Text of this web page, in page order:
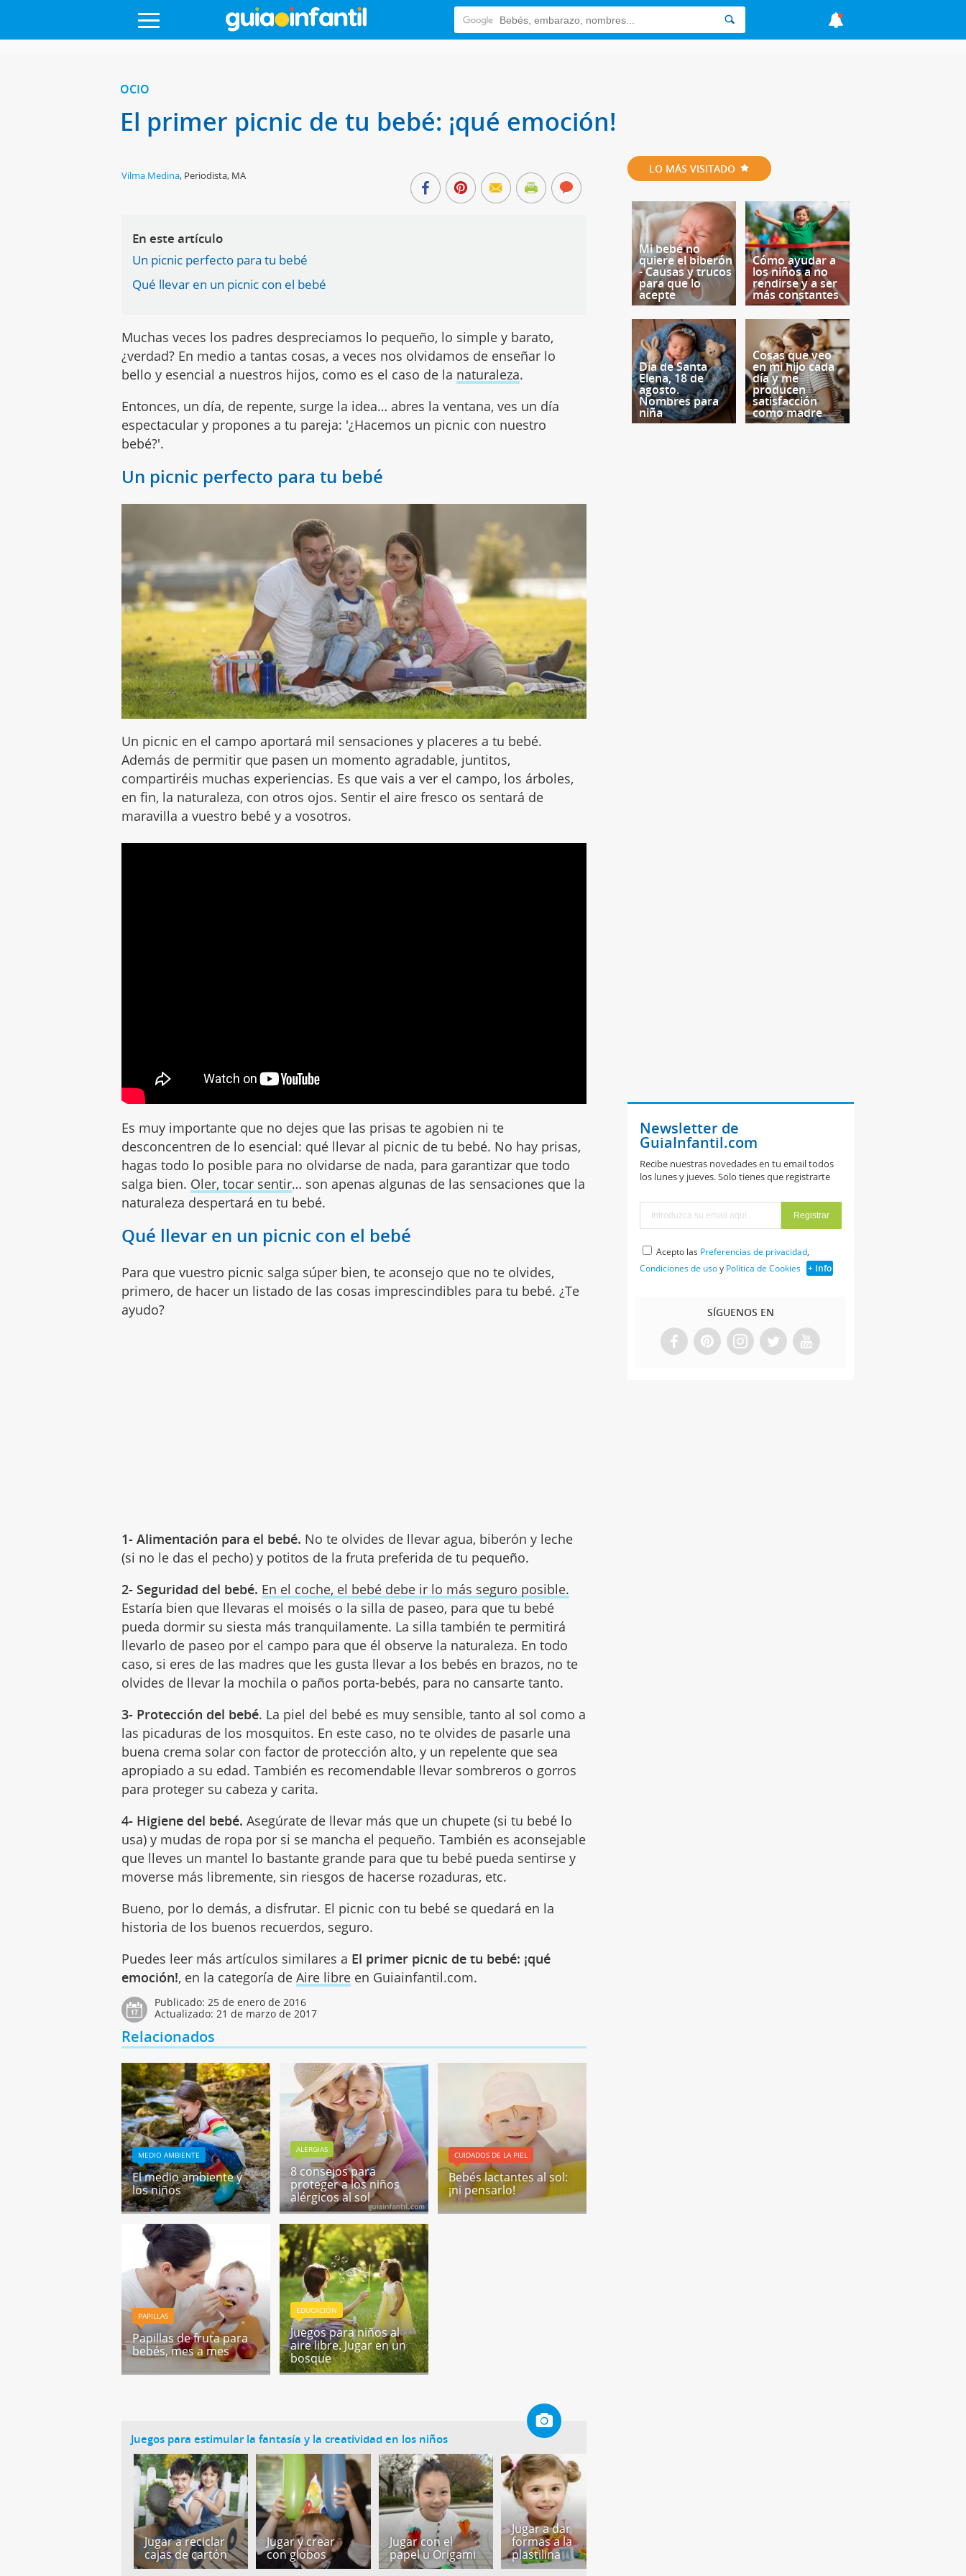
OCIO
El primer picnic de tu bebé: ¡qué emoción!
Vilma Medina, Periodista, MA
En este artículo
Un picnic perfecto para tu bebé
Qué llevar en un picnic con el bebé
Muchas veces los padres despreciamos lo pequeño, lo simple y barato,
¿verdad? En medio a tantas cosas, a veces nos olvidamos de enseñar lo
bello y esencial a nuestros hijos, como es el caso de la naturaleza.
Entonces, un día, de repente, surge la idea… abres la ventana, ves un día
espectacular y propones a tu pareja: '¿Hacemos un picnic con nuestro
bebé?'.
Un picnic perfecto para tu bebé
Un picnic en el campo aportará mil sensaciones y placeres a tu bebé.
Además de permitir que pasen un momento agradable, juntitos,
compartiréis muchas experiencias. Es que vais a ver el campo, los árboles,
en fin, la naturaleza, con otros ojos. Sentir el aire fresco os sentará de
maravilla a vuestro bebé y a vosotros.
Es muy importante que no dejes que las prisas te agobien ni te
desconcentren de lo esencial: qué llevar al picnic de tu bebé. No hay prisas,
hagas todo lo posible para no olvidarse de nada, para garantizar que todo
salga bien. Oler, tocar sentir… son apenas algunas de las sensaciones que la
naturaleza despertará en tu bebé.
Qué llevar en un picnic con el bebé
Para que vuestro picnic salga súper bien, te aconsejo que no te olvides,
primero, de hacer un listado de las cosas imprescindibles para tu bebé. ¿Te
ayudo?
1- Alimentación para el bebé. No te olvides de llevar agua, biberón y leche
(si no le das el pecho) y potitos de la fruta preferida de tu pequeño.
2- Seguridad del bebé. En el coche, el bebé debe ir lo más seguro posible.
Estaría bien que llevaras el moisés o la silla de paseo, para que tu bebé
pueda dormir su siesta más tranquilamente. La silla también te permitirá
llevarlo de paseo por el campo para que él observe la naturaleza. En todo
caso, si eres de las madres que les gusta llevar a los bebés en brazos, no te
olvides de llevar la mochila o paños porta-bebés, para no cansarte tanto.
3- Protección del bebé. La piel del bebé es muy sensible, tanto al sol como a
las picaduras de los mosquitos. En este caso, no te olvides de pasarle una
buena crema solar con factor de protección alto, y un repelente que sea
apropiado a su edad. También es recomendable llevar sombreros o gorros
para proteger su cabeza y carita.
4- Higiene del bebé. Asegúrate de llevar más que un chupete (si tu bebé lo
usa) y mudas de ropa por si se mancha el pequeño. También es aconsejable
que lleves un mantel lo bastante grande para que tu bebé pueda sentirse y
moverse más libremente, sin riesgos de hacerse rozaduras, etc.
Bueno, por lo demás, a disfrutar. El picnic con tu bebé se quedará en la
historia de los buenos recuerdos, seguro.
Puedes leer más artículos similares a El primer picnic de tu bebé: ¡qué
emoción!, en la categoría deAire libre en Guiainfantil.com.
Publicado:25 de enero de 2016
Actualizado:21 de marzo de 2017
Relacionados
MEDIO AMBIENTE
El medio ambiente y
los niños
ALERGIAS
8 consejos para
proteger a los niños
alérgicos al sol
CUIDADOS DE LA PIEL
Bebés lactantes al sol:
¡ni pensarlo!
PAPILLAS
Papillas de fruta para
bebés, mes a mes
EDUCACIÓN
Juegos para niños al
aire libre. Jugar en un
bosque
Juegos para estimular la fantasía y la creatividad en los niños
Jugar a reciclar
cajas de cartón
Jugar y crear
con globos
Jugar con el
papel u Origami
Jugar a dar
formas a la
plastilina
LO MÁS VISITADO
Mi bebé no
quiere el biberón
- Causas y trucos
para que lo
acepte
Cómo ayudar a
los niños a no
rendirse y a ser
más constantes
Día de Santa
Elena, 18 de
agosto.
Nombres para
niña
Cosas que veo
en mi hijo cada
día y me
producen
satisfacción
como madre
Newsletter de
GuiaInfantil.com
Recibe nuestras novedades en tu email todos
los lunes y jueves. Solo tienes que registrarte
Acepto las Preferencias de privacidad,
Condiciones de usoy Política de Cookies + Info
SÍGUENOS EN